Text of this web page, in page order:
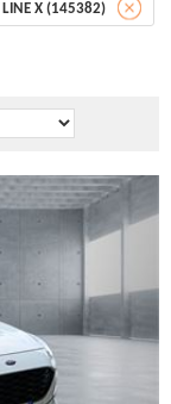
LINE X (145382)